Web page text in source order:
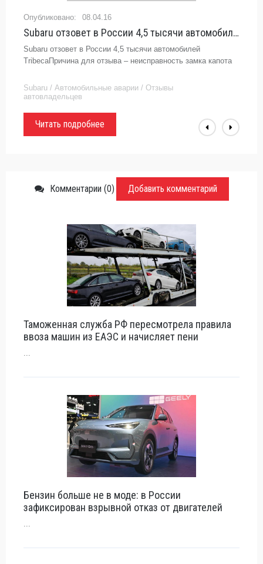
08.04.16
Subaru отзовет в России 4,5 тысячи автомобилей Tribeca - «Автоновости»
Subaru отзовет в России 4,5 тысячи автомобилей
TribecaПричина для отзыва – неисправность замка капота
Subaru / Автомобильные аварии / Отзывы
автовладельцев
Читать подробнее
Комментарии (0) Добавить комментарий
Таможенная служба РФ пересмотрела правила
ввоза машин из ЕАЭС и начисляет пени
...
Бензин больше не в моде: в России
зафиксирован взрывной отказ от двигателей
...